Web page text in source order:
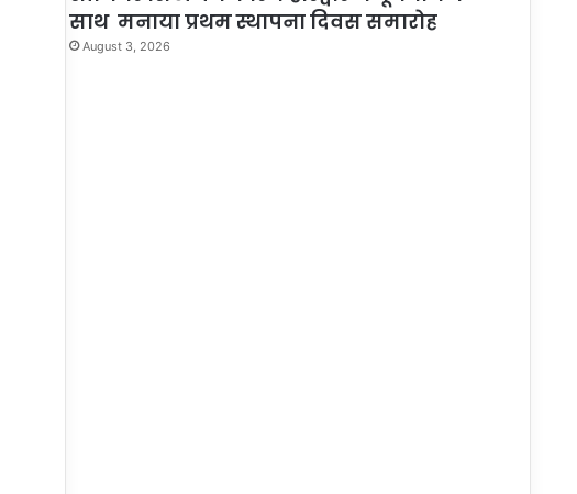
साथ मनाया प्रथम स्थापना दिवस समारोह
August 3, 2026